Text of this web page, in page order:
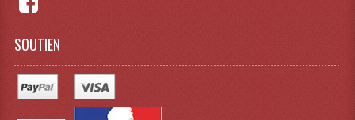
SOUTIEN